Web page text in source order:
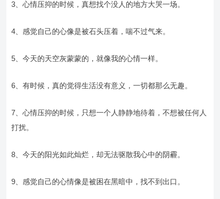
3、心情压抑的时候，真想找个没人的地方大哭一场。
4、感觉自己的心像是被石头压着，喘不过气来。
5、今天的天空灰蒙蒙的，就像我的心情一样。
6、有时候，真的觉得生活没有意义，一切都那么无趣。
7、心情压抑的时候，只想一个人静静地待着，不想被任何人
打扰。
8、今天的阳光如此灿烂，却无法驱散我心中的阴霾。
9、感觉自己的心情像是被困在黑暗中，找不到出口。